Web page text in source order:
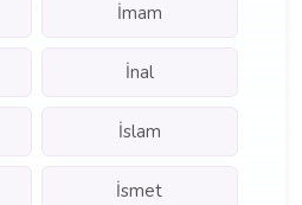
İmam
İnal
İslam
İsmet